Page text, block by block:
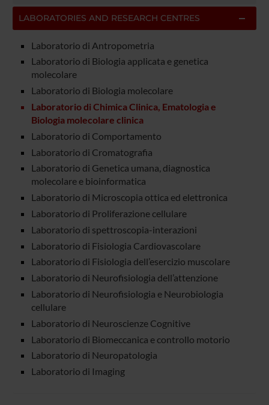
LABORATORIES AND RESEARCH CENTRES
Laboratorio di Antropometria
Laboratorio di Biologia applicata e genetica
molecolare
Laboratorio di Biologia molecolare
Laboratorio di Chimica Clinica, Ematologia e
Biologia molecolare clinica
Laboratorio di Comportamento
Laboratorio di Cromatografia
Laboratorio di Genetica umana, diagnostica
molecolare e bioinformatica
Laboratorio di Microscopia ottica ed elettronica
Laboratorio di Proliferazione cellulare
Laboratorio di spettroscopia-interazioni
Laboratorio di Fisiologia Cardiovascolare
Laboratorio di Fisiologia dell’esercizio muscolare
Laboratorio di Neurofisiologia dell’attenzione
Laboratorio di Neurofisiologia e Neurobiologia
cellulare
Laboratorio di Neuroscienze Cognitive
Laboratorio di Biomeccanica e controllo motorio
Laboratorio di Neuropatologia
Laboratorio di Imaging